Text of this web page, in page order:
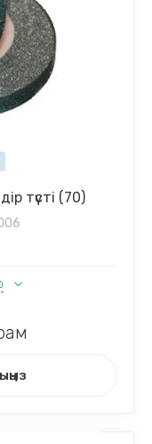
түсті (70)